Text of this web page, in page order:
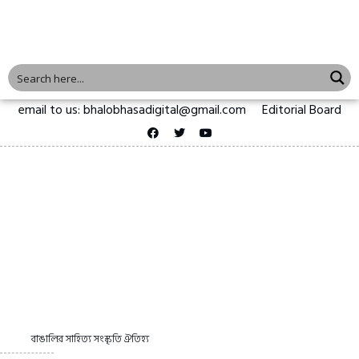
email to us: bhalobhasadigital@gmail.com Editorial Board
বাঙালির সাহিত্য সংস্কৃতি ঐতিহ্য